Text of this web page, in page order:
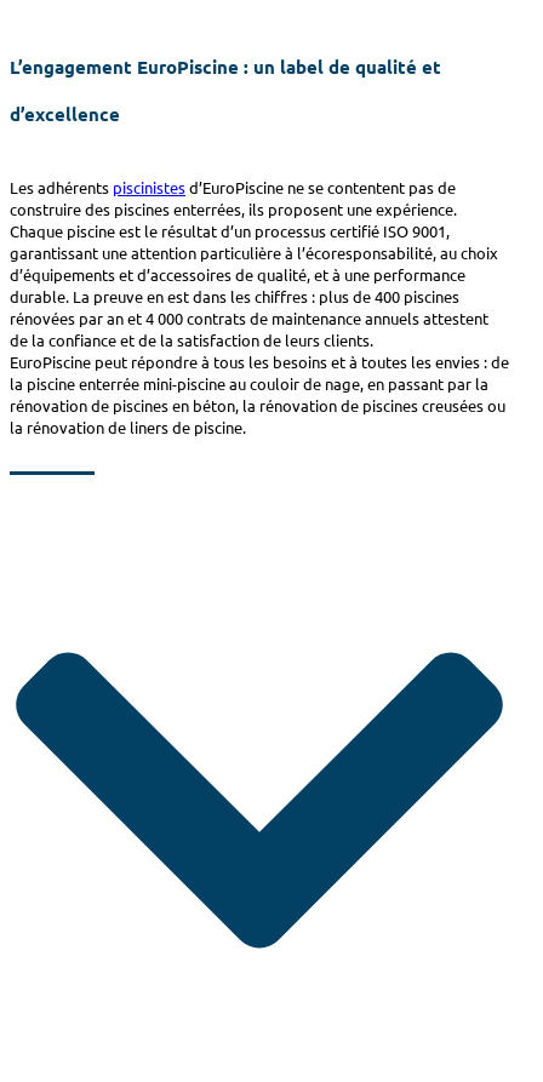
L’engagement EuroPiscine : un label de qualité et
d’excellence
Les adhérents piscinistesd’EuroPiscine ne se contentent pas de
construire des piscines enterrées, ils proposent une expérience.
Chaque piscine est le résultat d’un processus certifié ISO 9001,
garantissant une attention particulière à l’écoresponsabilité, au choix
d’équipements et d’accessoires de qualité, et à une performance
durable. La preuve en est dans les chiffres : plus de 400 piscines
rénovées par an et 4 000 contrats de maintenance annuels attestent
de la confiance et de la satisfaction de leurs clients.
EuroPiscine peut répondre à tous les besoins et à toutes les envies : de
la piscine enterrée mini-piscine au couloir de nage, en passant par la
rénovation de piscines en béton, la rénovation de piscines creusées ou
la rénovation de liners de piscine.